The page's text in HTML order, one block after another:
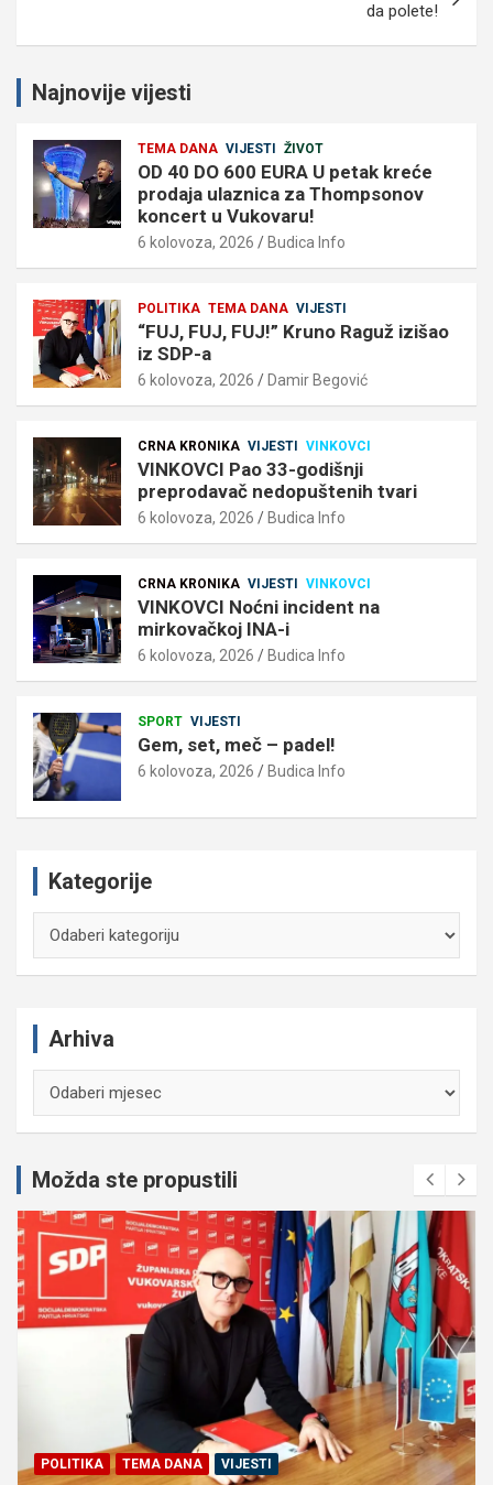
da polete!
Najnovije vijesti
TEMA DANA VIJESTI ŽIVOT
OD 40 DO 600 EURA U petak kreće
prodaja ulaznica za Thompsonov
koncert u Vukovaru!
6 kolovoza, 2026 Budica Info
POLITIKA TEMA DANA VIJESTI
“FUJ, FUJ, FUJ!” Kruno Raguž izišao
iz SDP-a
6 kolovoza, 2026 Damir Begović
CRNA KRONIKA VIJESTI VINKOVCI
VINKOVCI Pao 33-godišnji
preprodavač nedopuštenih tvari
6 kolovoza, 2026 Budica Info
CRNA KRONIKA VIJESTI VINKOVCI
VINKOVCI Noćni incident na
mirkovačkoj INA-i
6 kolovoza, 2026 Budica Info
SPORT VIJESTI
Gem, set, meč – padel!
6 kolovoza, 2026 Budica Info
Kategorije
Arhiva
Možda ste propustili
POLITIKA TEMA DANA VIJESTI